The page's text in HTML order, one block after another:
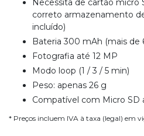
Necessita de cartão micro
correto armazenamento
incluído)
Bateria 300 mAh (mais de
Fotografia até 12 MP
Modo loop (1 / 3 / 5 min)
Peso: apenas 26 g
Compatível com Micro SD
* Preços incluem IVA à taxa (legal) em